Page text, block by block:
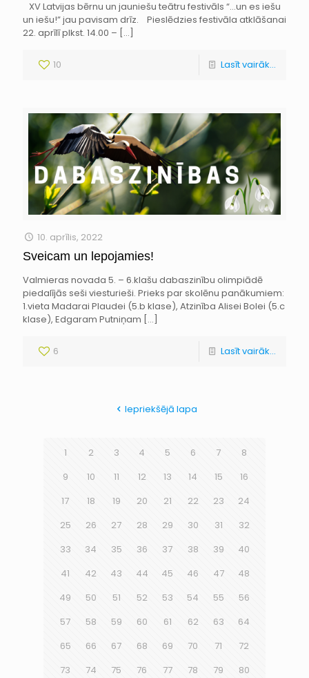
XV Latvijas bērnu un jauniešu teātru festivāls “…un es iešu
un iešu!” jau pavisam drīz. Pieslēdzies festivāla atklāšanai
22. aprīlī plkst. 14.00 – […]
10 Lasīt vairāk...
10. aprīlis, 2022
Sveicam un lepojamies!
Valmieras novada 5. – 6.klašu dabaszinību olimpiādē
piedalījās seši viesturieši. Prieks par skolēnu panākumiem:
1.vieta Madarai Plaudei (5.b klase), Atzinība Alisei Bolei (5.c
klase), Edgaram Putniņam […]
6 Lasīt vairāk...
Iepriekšējā lapa
1 2 3 4 5 6 7
8
9
10 11 12 13 14 15
16
17
18 19 20 21 22 23
24
25
26 27 28 29 30 31
32
33
34 35 36 37 38 39
40
41
42 43 44 45 46 47
48
49
50 51 52 53 54 55
56
57
58 59 60 61 62 63
64
65
66 67 68 69 70 71
72
73
74 75 76 77 78 79
80